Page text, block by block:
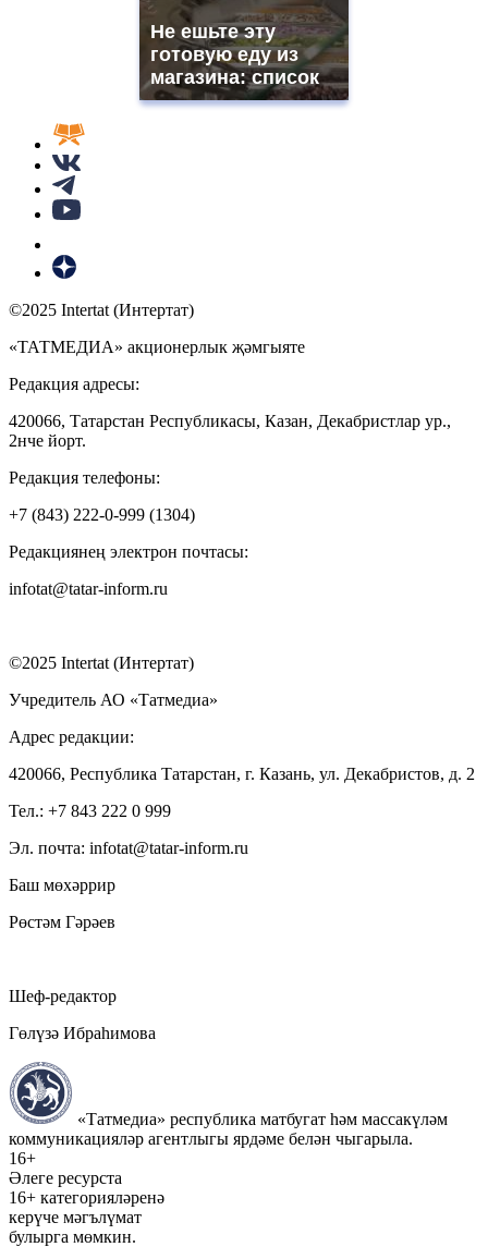
Не ешьте эту
готовую еду из
магазина: список
©2025 Intertat (Интертат)
«ТАТМЕДИА» акционерлык җәмгыяте
Редакция адресы:
420066, Татарстан Республикасы, Казан, Декабристлар ур.,
2нче йорт.
Редакция телефоны:
+7 (843) 222-0-999 (1304)
Редакциянең электрон почтасы:
infotat@tatar-inform.ru
©2025 Intertat (Интертат)
Учредитель АО «Татмедиа»
Адрес редакции:
420066, Республика Татарстан, г. Казань, ул. Декабристов, д. 2
Тел.: +7 843 222 0 999
Эл. почта: infotat@tatar-inform.ru
Баш мөхәррир
Рөстәм Гәрәев
Шеф-редактор
Гөлүзә Ибраһимова
«Татмедиа» республика матбугат һәм массакүләм
коммуникацияләр агентлыгы ярдәме белән чыгарыла.
16+
Әлеге ресурста
16+ категорияләренә
керүче мәгълүмат
булырга мөмкин.